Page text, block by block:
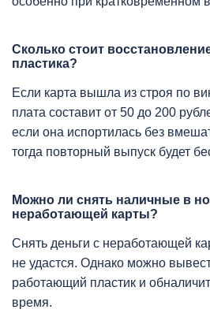
Сколько стоит
пластика?
Если карта вышла из строя по
плата составит от 50 до 200
если она испортилась без
тогда повторный выпуск будет
Можно ли снять наличные в
неработающей карты?
Снять деньги с неработающей
не удастся. Однако можно
работающий пластик и
время.